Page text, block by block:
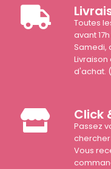
Toutes
avant
Samedi,
d'achat.
Click
Passez
Vous